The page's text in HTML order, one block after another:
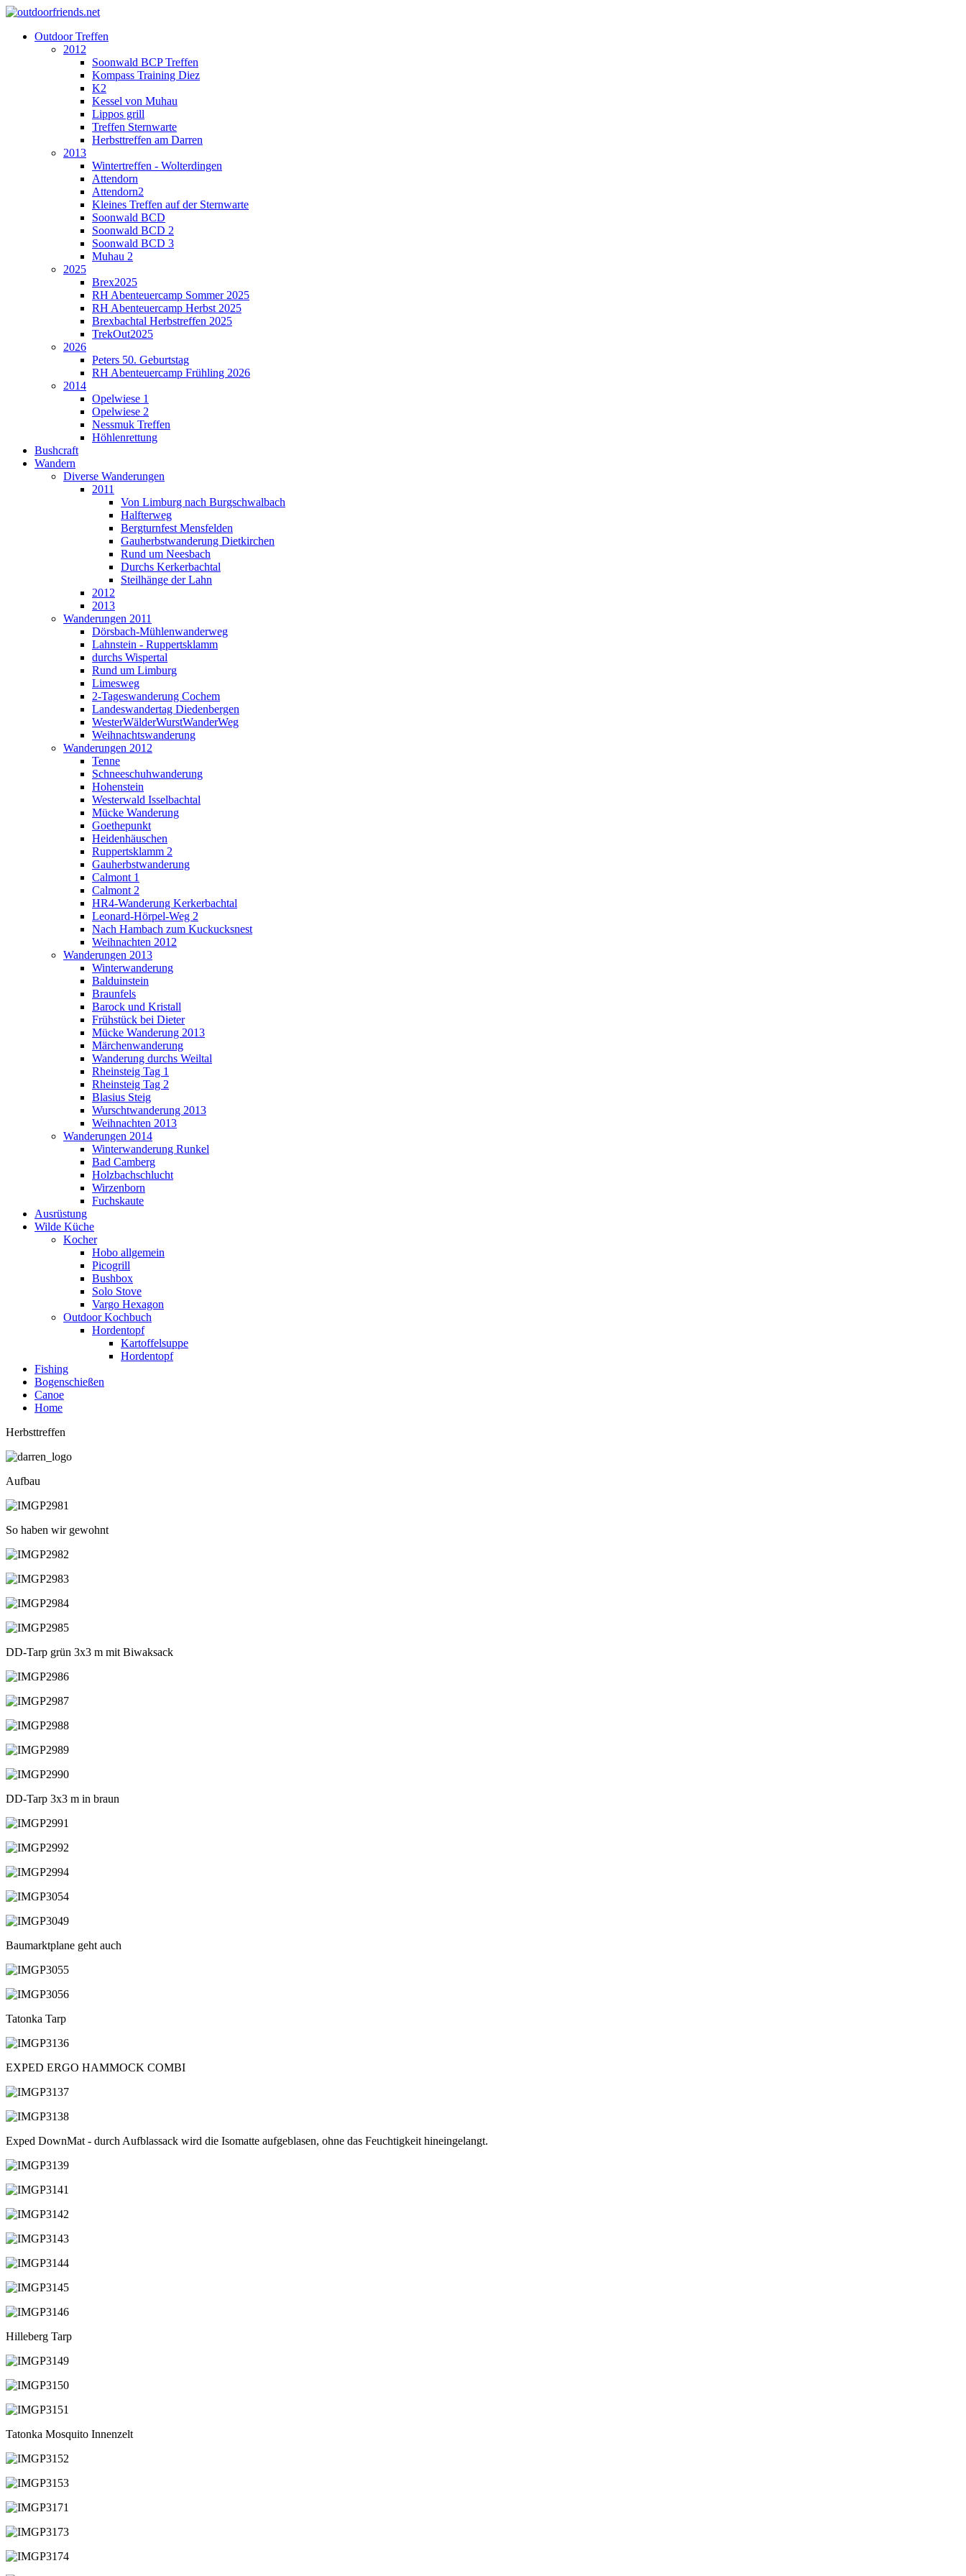
Outdoor Treffen
2012
Soonwald BCP Treffen
Kompass Training Diez
K2
Kessel von Muhau
Lippos grill
Treffen Sternwarte
Herbsttreffen am Darren
2013
Wintertreffen - Wolterdingen
Attendorn
Attendorn2
Kleines Treffen auf der Sternwarte
Soonwald BCD
Soonwald BCD 2
Soonwald BCD 3
Muhau 2
2025
Brex2025
RH Abenteuercamp Sommer 2025
RH Abenteuercamp Herbst 2025
Brexbachtal Herbstreffen 2025
TrekOut2025
2026
Peters 50. Geburtstag
RH Abenteuercamp Frühling 2026
2014
Opelwiese 1
Opelwiese 2
Nessmuk Treffen
Höhlenrettung
Bushcraft
Wandern
Diverse Wanderungen
2011
Von Limburg nach Burgschwalbach
Halfterweg
Bergturnfest Mensfelden
Gauherbstwanderung Dietkirchen
Rund um Neesbach
Durchs Kerkerbachtal
Steilhänge der Lahn
2012
2013
Wanderungen 2011
Dörsbach-Mühlenwanderweg
Lahnstein - Ruppertsklamm
durchs Wispertal
Rund um Limburg
Limesweg
2-Tageswanderung Cochem
Landeswandertag Diedenbergen
WesterWälderWurstWanderWeg
Weihnachtswanderung
Wanderungen 2012
Tenne
Schneeschuhwanderung
Hohenstein
Westerwald Isselbachtal
Mücke Wanderung
Goethepunkt
Heidenhäuschen
Ruppertsklamm 2
Gauherbstwanderung
Calmont 1
Calmont 2
HR4-Wanderung Kerkerbachtal
Leonard-Hörpel-Weg 2
Nach Hambach zum Kuckucksnest
Weihnachten 2012
Wanderungen 2013
Winterwanderung
Balduinstein
Braunfels
Barock und Kristall
Frühstück bei Dieter
Mücke Wanderung 2013
Märchenwanderung
Wanderung durchs Weiltal
Rheinsteig Tag 1
Rheinsteig Tag 2
Blasius Steig
Wurschtwanderung 2013
Weihnachten 2013
Wanderungen 2014
Winterwanderung Runkel
Bad Camberg
Holzbachschlucht
Wirzenborn
Fuchskaute
Ausrüstung
Wilde Küche
Kocher
Hobo allgemein
Picogrill
Bushbox
Solo Stove
Vargo Hexagon
Outdoor Kochbuch
Hordentopf
Kartoffelsuppe
Hordentopf
Fishing
Bogenschießen
Canoe
Home
Herbsttreffen
Aufbau
So haben wir gewohnt
DD-Tarp grün 3x3 m mit Biwaksack
DD-Tarp 3x3 m in braun
Baumarktplane geht auch
Tatonka Tarp
EXPED ERGO HAMMOCK COMBI
Exped DownMat - durch Aufblassack wird die Isomatte aufgeblasen, ohne das Feuchtigkeit hineingelangt.
Hilleberg Tarp
Tatonka Mosquito Innenzelt